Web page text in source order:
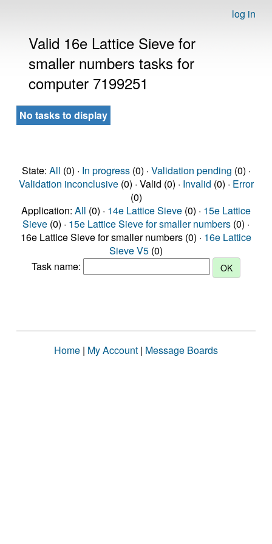
log in
Valid 16e Lattice Sieve for
smaller numbers tasks for
computer 7199251
No tasks to display
State: All (0) · In progress(0) · Validation pending (0) ·
Validation inconclusive(0) · Valid (0) · Invalid (0) · Error
(0)
Application: All (0) · 14e Lattice Sieve (0) · 15e Lattice
Sieve (0) · 15e Lattice Sieve for smaller numbers (0) ·
16e Lattice Sieve for smaller numbers (0) · 16e Lattice
Sieve V5 (0)
Task name:
Home | My Account | Message Boards